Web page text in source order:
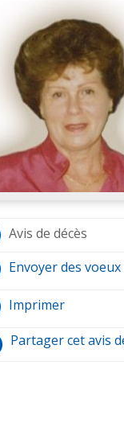
Avis de décès
Envoyer des
Imprimer
Partager cet avis